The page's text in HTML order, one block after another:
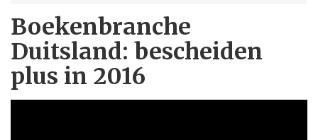
Boekenbranche
Duitsland: bescheiden
plus in 2016